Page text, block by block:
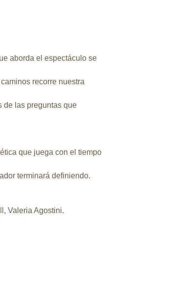
aborda el espectáculo se
recorre nuestra
de las preguntas que
que juega con el tiempo
terminará definiendo.
Valeria Agostini.